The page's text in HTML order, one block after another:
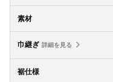
素材
巾継ぎ 詳細を見る
裾仕様